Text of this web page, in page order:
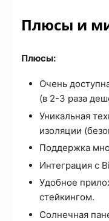
Плюсы и
Плюсы:
Очень
(в 2-3 раза
Уникальная
изоляции
Поддержка
Интеграция с
Удобное
стейкингом.
Солнечная